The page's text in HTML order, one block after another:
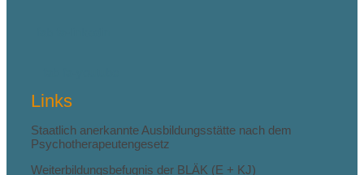
Links
Staatlich anerkannte Ausbildungsstätte nach dem
Psychotherapeutengesetz
Weiterbildungsbefugnis der BLÄK (E + KJ)